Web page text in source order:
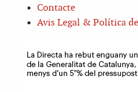
Contacte
Avis Legal & Política